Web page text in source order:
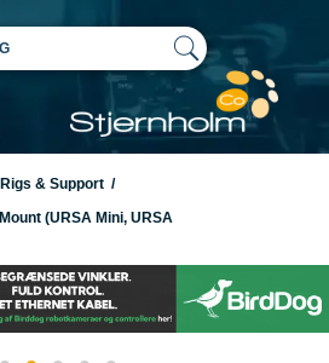
Rigs & Support /
(URSA Mini, URSA